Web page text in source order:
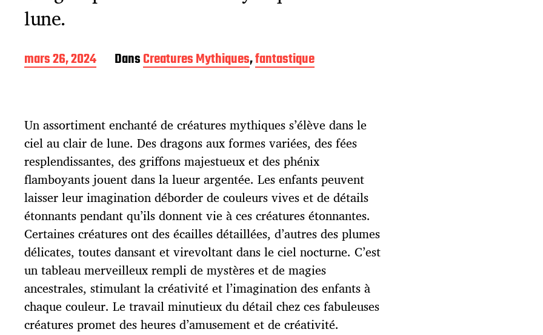
lune.
D
a
e
p
u
b
l
i
c
a
t
i
o
n
mars 26, 2024 DansCreatures Mythiques,fantastique
Un assortiment enchanté de créatures mythiques s’élève dans le
ciel au clair de lune. Des dragons aux formes variées, des fées
resplendissantes, des griffons majestueux et des phénix
flamboyants jouent dans la lueur argentée. Les enfants peuvent
laisser leur imagination déborder de couleurs vives et de détails
étonnants pendant qu’ils donnent vie à ces créatures étonnantes.
Certaines créatures ont des écailles détaillées, d’autres des plumes
délicates, toutes dansant et virevoltant dans le ciel nocturne. C’est
un tableau merveilleux rempli de mystères et de magies
ancestrales, stimulant la créativité et l’imagination des enfants à
chaque couleur. Le travail minutieux du détail chez ces fabuleuses
créatures promet des heures d’amusement et de créativité.